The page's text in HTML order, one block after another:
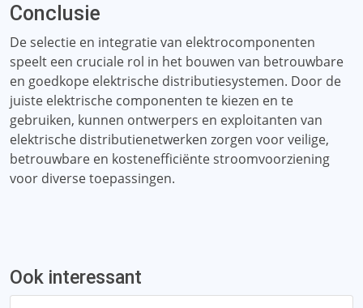
Conclusie
De selectie en integratie van elektrocomponenten
speelt een cruciale rol in het bouwen van betrouwbare
en goedkope elektrische distributiesystemen. Door de
juiste elektrische componenten te kiezen en te
gebruiken, kunnen ontwerpers en exploitanten van
elektrische distributienetwerken zorgen voor veilige,
betrouwbare en kostenefficiënte stroomvoorziening
voor diverse toepassingen.
Ook interessant